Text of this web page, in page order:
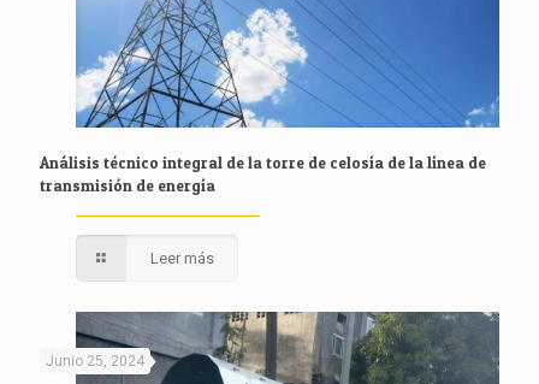
Análisis técnico integral de la torre de celosía de la línea de
transmisión de energía
Leer más
Junio 25, 2024